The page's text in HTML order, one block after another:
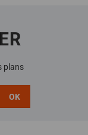
plans
OK